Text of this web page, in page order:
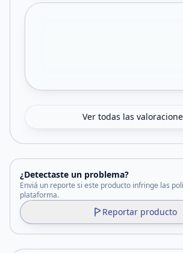
Ver todas las
¿Detectaste un problema?
Enviá un reporte si este producto infringe las
plataforma.
Reportar producto